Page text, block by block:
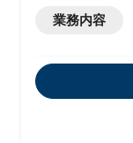
業務内容